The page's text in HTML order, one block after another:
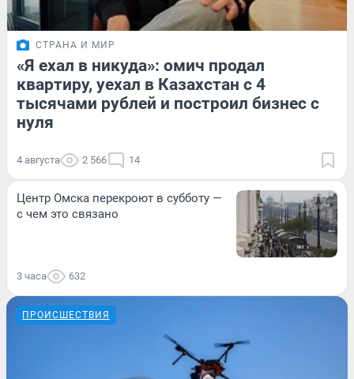
СТРАНА И МИР
«Я ехал в никуда»: омич продал
квартиру, уехал в Казахстан с 4
тысячами рублей и построил бизнес с
нуля
4 августа 2 566 14
Центр Омска перекроют в субботу —
с чем это связано
3 часа 632
ПРОИСШЕСТВИЯ